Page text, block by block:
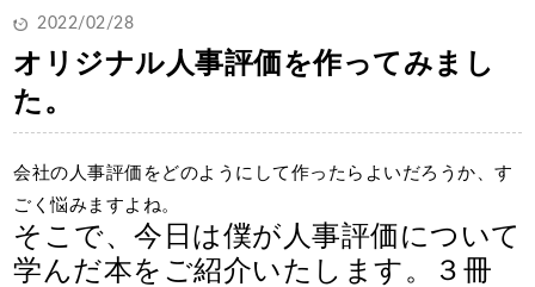
2022/02/28
オリジナル人事評価を作ってみまし
た。
会社の人事評価をどのようにして作ったらよいだろうか、す
ごく悩みますよね。
そこで、今日は僕が人事評価について
学んだ本をご紹介いたします。３冊